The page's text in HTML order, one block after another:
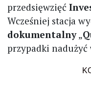
przedsięwzięć
Wcześniej stacja
dokumentalny„
przypadki nadużyć